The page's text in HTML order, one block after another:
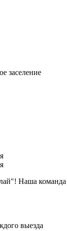
заселение
Наша команда
выезда